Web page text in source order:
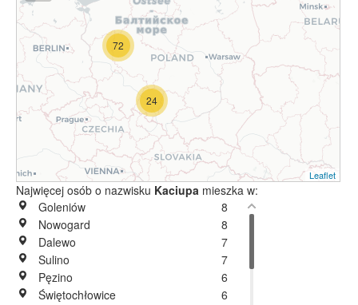
24
72
Leaflet
Najwięcej osób o nazwisku Kaciupa mieszka w:
Goleniów
8
Nowogard
8
Dalewo
7
Sulino
7
Pęzino
6
Świętochłowice
6